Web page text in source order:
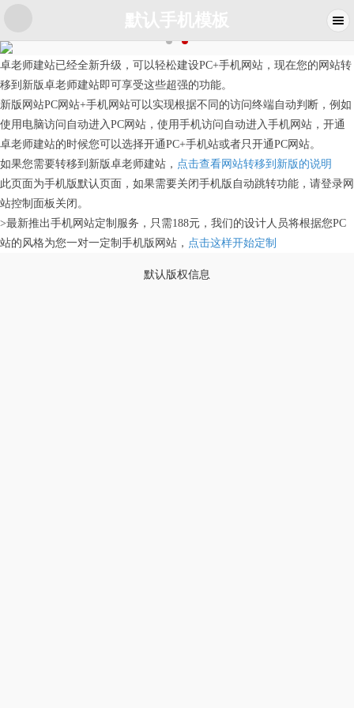
卓老师建站已经全新升级，可以轻松建设PC+手机网站，现在您的网站转
移到新版卓老师建站即可享受这些超强的功能。
新版网站PC网站+手机网站可以实现根据不同的访问终端自动判断，例如
使用电脑访问自动进入PC网站，使用手机访问自动进入手机网站，开通
卓老师建站的时候您可以选择开通PC+手机站或者只开通PC网站。
如果您需要转移到新版卓老师建站， 点击查看网站转移到新版的说明
此页面为手机版默认页面，如果需要关闭手机版自动跳转功能，请登录网
站控制面板关闭。
>最新推出手机网站定制服务，只需188元，我们的设计人员将根据您PC
站的风格为您一对一定制手机版网站， 点击这样开始定制
默认版权信息